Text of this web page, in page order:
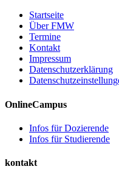
Startseite
Über FMW
Termine
Kontakt
Impressum
Datenschutzerklärung
OnlineCampus
Infos für Dozierende
Infos für Studierende
kontakt